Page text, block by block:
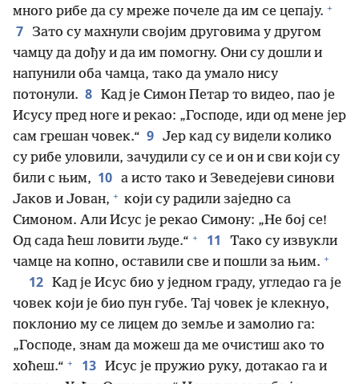
много рибе да су мреже почеле да им се цепају. +
7 Зато су махнули својим друговима у другом
чамцу да дођу и да им помогну. Они су дошли и
напунили оба чамца, тако да умало нису
потонули. 8 Кад је Симон Петар то видео, пао је
Исусу пред ноге и рекао: „Господе, иди од мене јер
сам грешан човек.“ 9 Јер кад су видели колико
су рибе уловили, зачудили су се и он и сви који су
били с њим, 10 а исто тако и Зеведејеви синови
Јаков и Јован, + који су радили заједно са
Симоном. Али Исус је рекао Симону: „Не бој се!
Од сада ћеш ловити људе.“ + 11
Тако су извукли
чамце на копно, оставили све и пошли за њим. +
12 Кад је Исус био у једном граду, угледао га је
човек који је био пун губе. Тај човек је клекнуо,
поклонио му се лицем до земље и замолио га:
„Господе, знам да можеш да ме очистиш ако то
хоћеш.“ + 13 Исус је пружио руку, дотакао га и